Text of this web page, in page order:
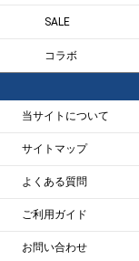
SALE
コラボ
当サイトについて
サイトマップ
よくある質問
ご利用ガイド
お問い合わせ